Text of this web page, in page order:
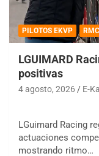
PILOTOS EKVP
LGUIMARD
positivas
4 agosto, 2026 E-
LGuimard Racing
actuaciones
mostrando ritmo…